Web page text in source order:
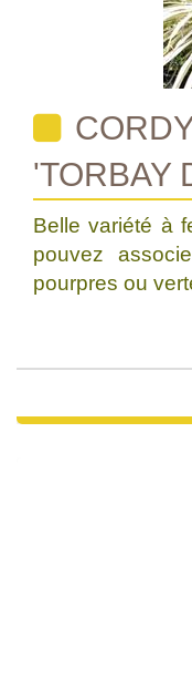
'TORBAY
Belle variété à
pouvez
pourpres ou